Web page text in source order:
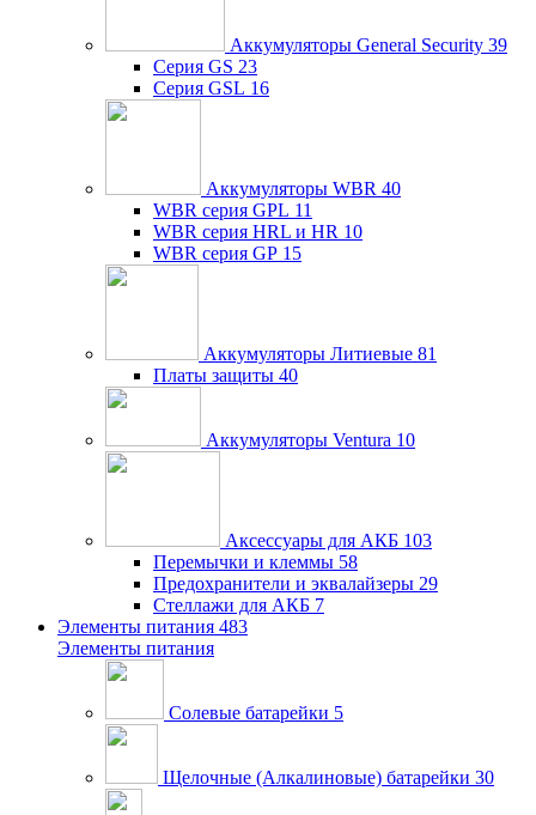
Аккумуляторы General Security 39
Серия GS 23
Серия GSL 16
Аккумуляторы WBR 40
WBR серия GPL 11
WBR серия HRL и HR 10
WBR серия GP 15
Аккумуляторы Литиевые 81
Платы защиты 40
Аккумуляторы Ventura 10
Аксессуары для АКБ 103
Перемычки и клеммы 58
Предохранители и эквалайзеры 29
Стеллажи для АКБ 7
Элементы питания 483
Элементы питания
Солевые батарейки 5
Щелочные (Алкалиновые) батарейки 30